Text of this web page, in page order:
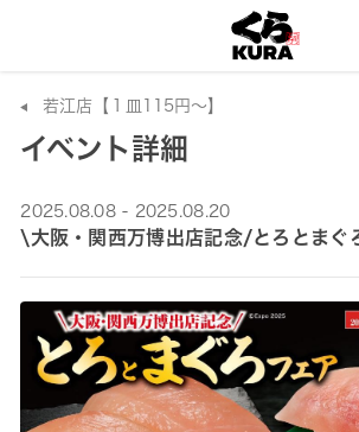
若江店【１皿115円～】
イベント詳細
2025.08.08 - 2025.08.20
\大阪・関西万博出店記念/とろとまぐ